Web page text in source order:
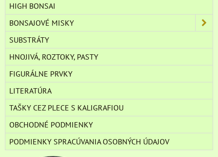
HIGH BONSAI
BONSAJOVÉ MISKY
SUBSTRÁTY
HNOJIVÁ, ROZTOKY, PASTY
FIGURÁLNE PRVKY
LITERATÚRA
TAŠKY CEZ PLECE S KALIGRAFIOU
OBCHODNÉ PODMIENKY
PODMIENKY SPRACÚVANIA OSOBNÝCH ÚDAJOV